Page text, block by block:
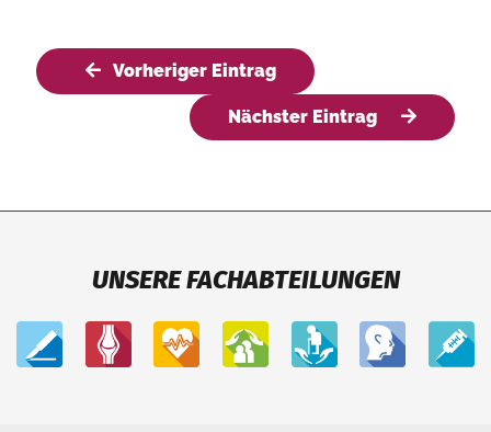
Vorheriger Eintrag
Nächster Eintrag
UNSERE FACHABTEILUNGEN